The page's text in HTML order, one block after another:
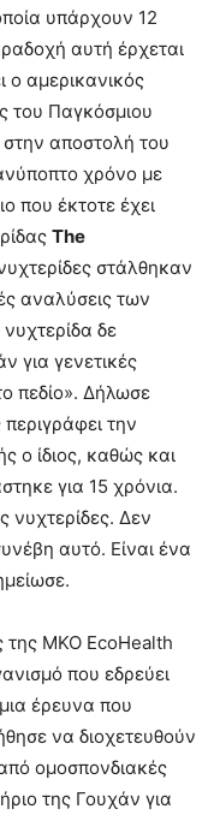
υπάρχουν 12
αυτή έρχεται
ο αμερικανικός
του Παγκόσμιου
αποστολή του
χρόνο με
που έκτοτε έχει
The
στάλθηκαν
αναλύσεις των
δε
για γενετικές
πεδίο». Δήλωσε
την
ο ίδιος, καθώς και
για 15 χρόνια.
νυχτερίδες. Δεν
αυτό. Είναι ένα
της ΜΚΟ EcoHealth
που εδρεύει
έρευνα που
να διοχετευθούν
ομοσπονδιακές
της Γουχάν για